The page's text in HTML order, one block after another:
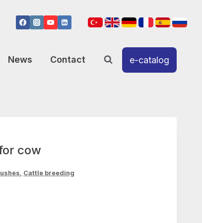
News Contact e-catalog
cow
, Cattle breeding